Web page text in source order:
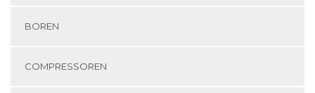
BOREN
COMPRESSOREN